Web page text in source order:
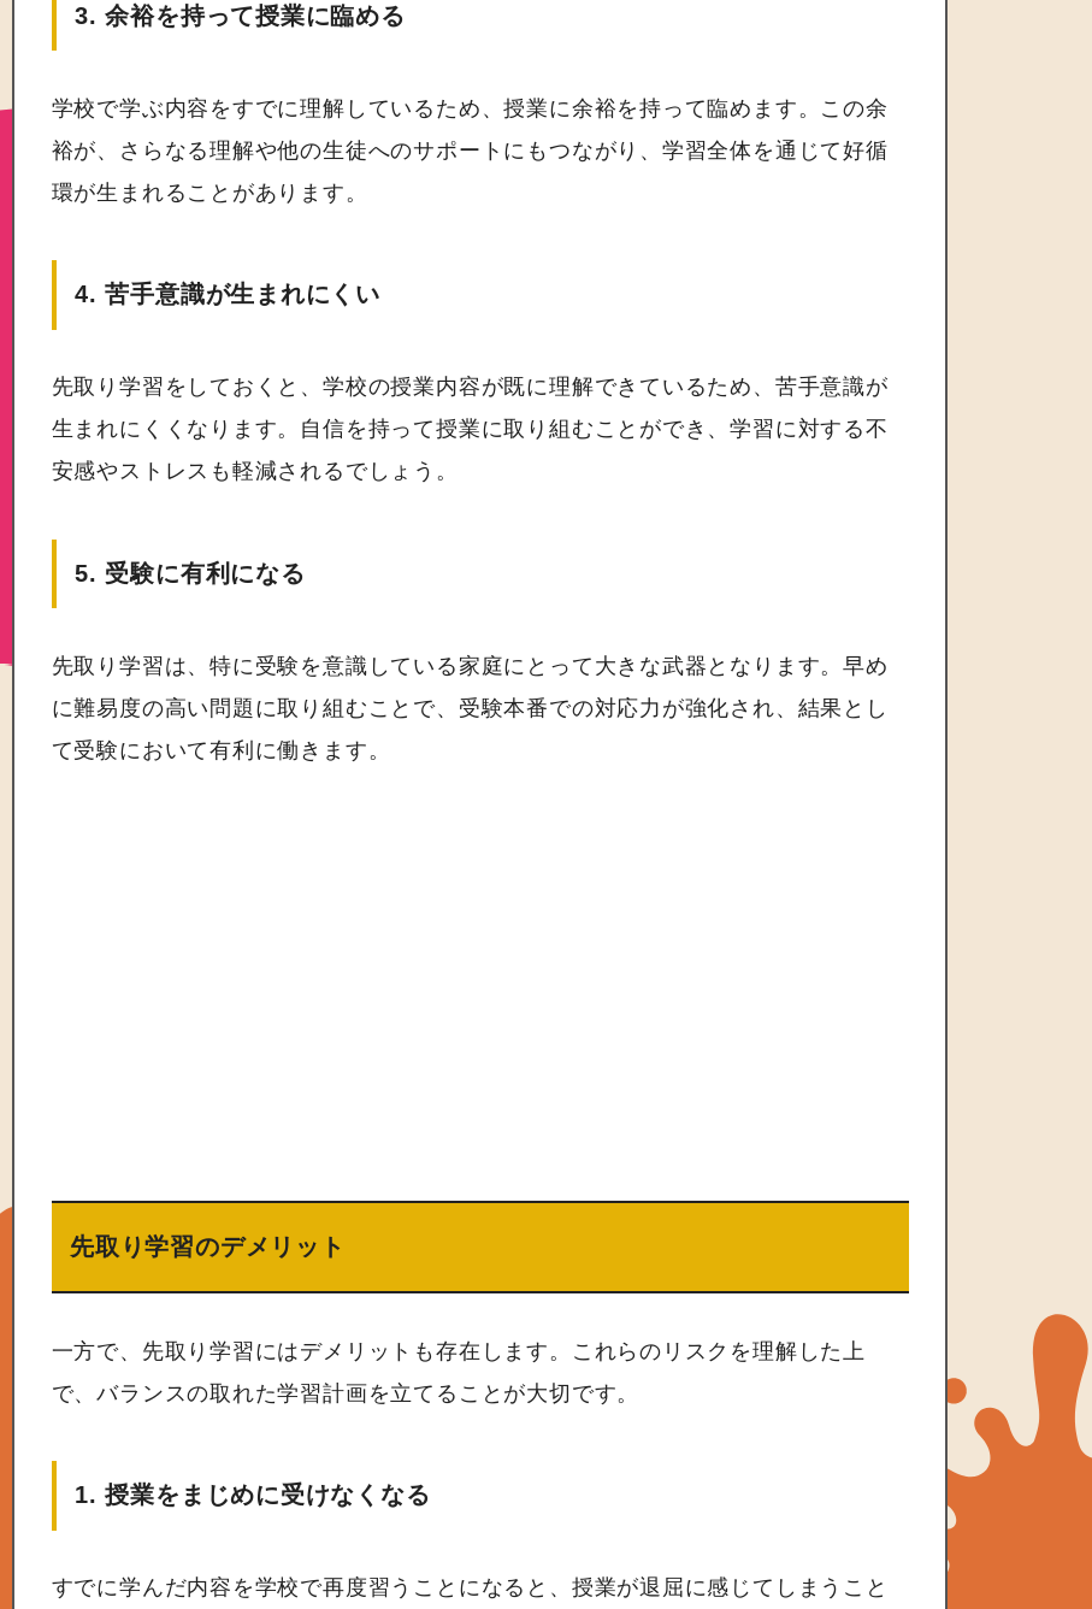
3. 余裕を持って授業に臨める
学校で学ぶ内容をすでに理解しているため、授業に余裕を持って臨めます。この余
裕が、さらなる理解や他の生徒へのサポートにもつながり、学習全体を通じて好循
環が生まれることがあります。
4. 苦手意識が生まれにくい
先取り学習をしておくと、学校の授業内容が既に理解できているため、苦手意識が
生まれにくくなります。自信を持って授業に取り組むことができ、学習に対する不
安感やストレスも軽減されるでしょう。
5. 受験に有利になる
先取り学習は、特に受験を意識している家庭にとって大きな武器となります。早め
に難易度の高い問題に取り組むことで、受験本番での対応力が強化され、結果とし
て受験において有利に働きます。
先取り学習のデメリット
一方で、先取り学習にはデメリットも存在します。これらのリスクを理解した上
で、バランスの取れた学習計画を立てることが大切です。
1. 授業をまじめに受けなくなる
すでに学んだ内容を学校で再度習うことになると、授業が退屈に感じてしまうこと